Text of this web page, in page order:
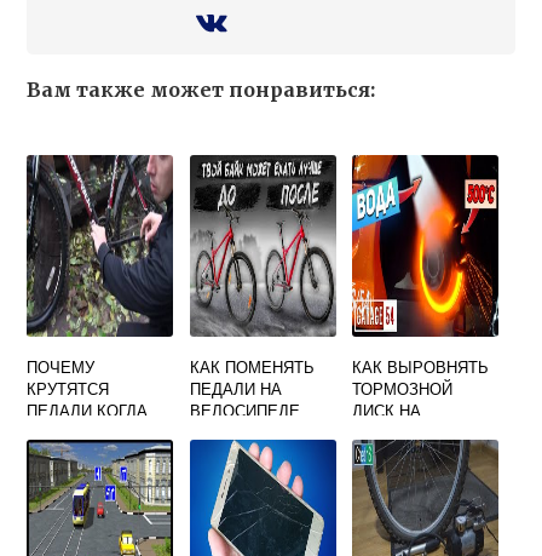
Вам также может понравиться:
ПОЧЕМУ
КРУТЯТСЯ
ПЕДАЛИ КОГДА
ВЕЛОСИПЕД
ВПЕРЕД
КАК ПОМЕНЯТЬ
ПЕДАЛИ НА
ВЕЛОСИПЕДЕ
КАК ВЫРОВНЯТЬ
ТОРМОЗНОЙ
ДИСК НА